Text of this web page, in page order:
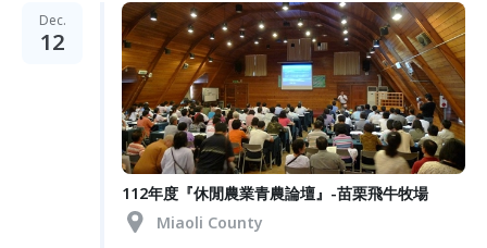
Dec.
12
112年度『休閒農業青農論壇』-苗栗飛牛牧場
Miaoli County